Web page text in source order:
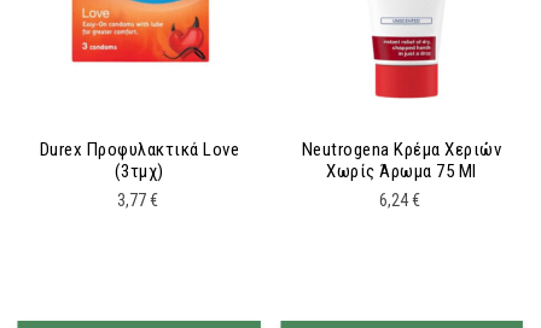
Durex Προφυλακτικά Love
(3τμχ)
3,77€
Neutrogena Κρέμα Χεριών
Χωρίς Άρωμα 75 Ml
6,24€